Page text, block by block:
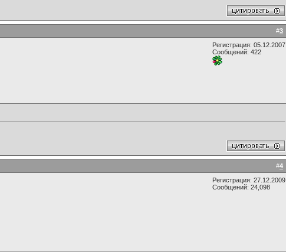
#3
Регистрация: 05.12.2007
Сообщений: 422
#4
Регистрация: 27.12.2009
Сообщений: 24,098